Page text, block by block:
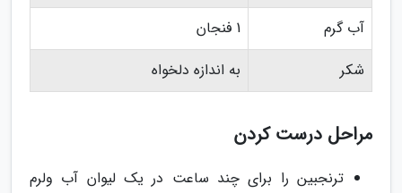
آب گرم
1 فنجان
شکر
به اندازه دلخواه
مراحل درست کردن
ترنجبین را برای چند ساعت در یک لیوان آب ولرم